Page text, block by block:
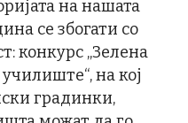
на нашата
се збогати со
конкурс ,,Зелена
на кој
градинки,